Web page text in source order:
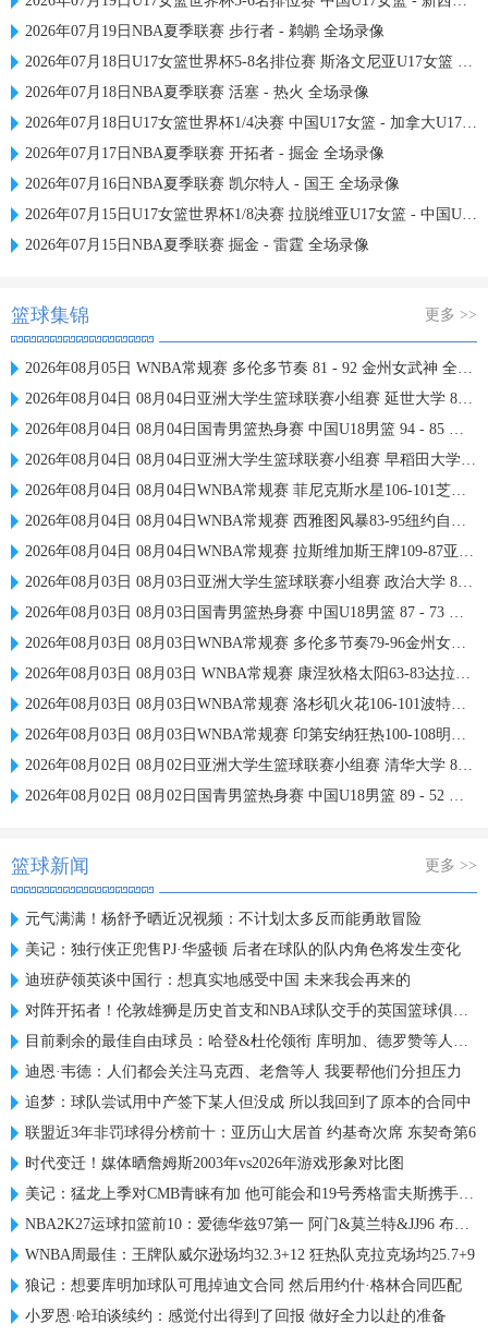
2026年07月19日NBA夏季联赛 步行者 - 鹈鹕 全场录像
2026年07月18日U17女篮世界杯5-8名排位赛 斯洛文尼亚U17女篮 - 中国U17女篮 全场录像
2026年07月18日NBA夏季联赛 活塞 - 热火 全场录像
2026年07月18日U17女篮世界杯1/4决赛 中国U17女篮 - 加拿大U17女篮 录像
2026年07月17日NBA夏季联赛 开拓者 - 掘金 全场录像
2026年07月16日NBA夏季联赛 凯尔特人 - 国王 全场录像
2026年07月15日U17女篮世界杯1/8决赛 拉脱维亚U17女篮 - 中国U17女篮 录像
2026年07月15日NBA夏季联赛 掘金 - 雷霆 全场录像
篮球集锦 更多 >>
2026年08月05日 WNBA常规赛 多伦多节奏 81 - 92 金州女武神 全场集锦
2026年08月04日 08月04日亚洲大学生篮球联赛小组赛 延世大学 82 - 83 北京大学 集锦
2026年08月04日 08月04日国青男篮热身赛 中国U18男篮 94 - 85 加拿大大卫·安篮球学院 集锦
2026年08月04日 08月04日亚洲大学生篮球联赛小组赛 早稻田大学 71 - 86 清华大学 集锦
2026年08月04日 08月04日WNBA常规赛 菲尼克斯水星106-101芝加哥天空 全场集锦
2026年08月04日 08月04日WNBA常规赛 西雅图风暴83-95纽约自由人 全场集锦
2026年08月04日 08月04日WNBA常规赛 拉斯维加斯王牌109-87亚特兰大梦想 全场集锦
2026年08月03日 08月03日亚洲大学生篮球联赛小组赛 政治大学 83 - 71 上海交通大学 集锦
2026年08月03日 08月03日国青男篮热身赛 中国U18男篮 87 - 73 韩国东国大学 集锦
2026年08月03日 08月03日WNBA常规赛 多伦多节奏79-96金州女武神 全场集锦
2026年08月03日 08月03日 WNBA常规赛 康涅狄格太阳63-83达拉斯飞翼 全场集锦
2026年08月03日 08月03日WNBA常规赛 洛杉矶火花106-101波特兰火焰 全场集锦
2026年08月03日 08月03日WNBA常规赛 印第安纳狂热100-108明尼苏达山猫 全场集锦
2026年08月02日 08月02日亚洲大学生篮球联赛小组赛 清华大学 87 - 65 悉尼大学 集锦
2026年08月02日 08月02日国青男篮热身赛 中国U18男篮 89 - 52 纽纳华丁闪电队 集锦
篮球新闻 更多 >>
元气满满！杨舒予晒近况视频：不计划太多反而能勇敢冒险
美记：独行侠正兜售PJ·华盛顿 后者在球队的队内角色将发生变化
迪班萨领英谈中国行：想真实地感受中国 未来我会再来的
对阵开拓者！伦敦雄狮是历史首支和NBA球队交手的英国篮球俱乐部
目前剩余的最佳自由球员：哈登&杜伦领衔 库明加、德罗赞等人在列
迪恩·韦德：人们都会关注马克西、老詹等人 我要帮他们分担压力
追梦：球队尝试用中产签下某人但没成 所以我回到了原本的合同中
联盟近3年非罚球得分榜前十：亚历山大居首 约基奇次席 东契奇第6
时代变迁！媒体晒詹姆斯2003年vs2026年游戏形象对比图
美记：猛龙上季对CMB青睐有加 他可能会和19号秀格雷夫斯携手出战
NBA2K27运球扣篮前10：爱德华兹97第一 阿门&莫兰特&JJ96 布朗94
WNBA周最佳：王牌队威尔逊场均32.3+12 狂热队克拉克场均25.7+9
狼记：想要库明加球队可甩掉迪文合同 然后用约什·格林合同匹配
小罗恩·哈珀谈续约：感觉付出得到了回报 做好全力以赴的准备